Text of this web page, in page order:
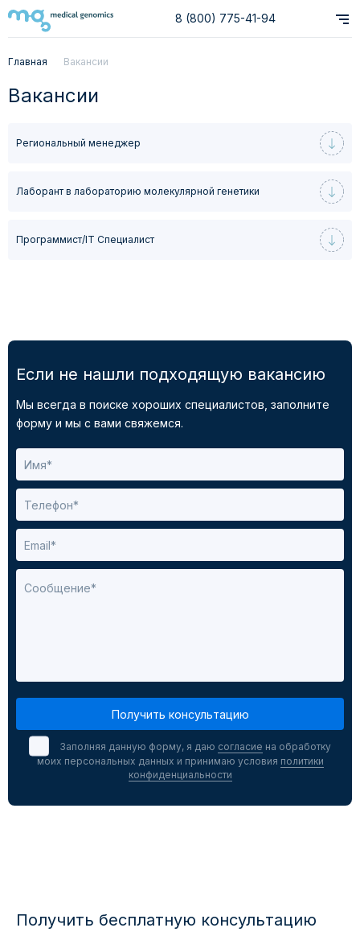
8 (800) 775-41-94
Главная Вакансии
Вакансии
Региональный менеджер
Лаборант в лабораторию молекулярной генетики
Программист/IT Специалист
Если не нашли подходящую вакансию
Мы всегда в поиске хороших специалистов, заполните
форму и мы с вами свяжемся.
Получить консультацию
Заполняя данную форму, я даю согласие на обработку
моих персональных данных и принимаю условия политики
конфиденциальности
Получить бесплатную консультацию